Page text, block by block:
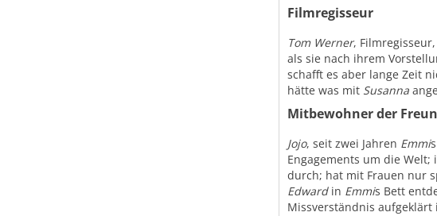
Filmregisseur
Tom Werner,
als sie nach ihrem
schafft es aber lange Zeit
hätte was mit Susanna
Mitbewohner der
Jojo, seit zwei Jahren Emmi
Engagements um die
durch; hat mit Frauen nur
Edwardin Emmis Bett
Missverständnis aufgeklärt